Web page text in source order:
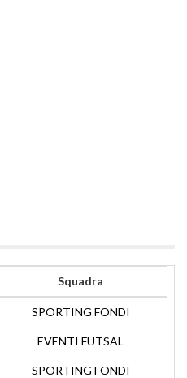
Squadra
SPORTING FONDI
EVENTI FUTSAL
SPORTING FONDI